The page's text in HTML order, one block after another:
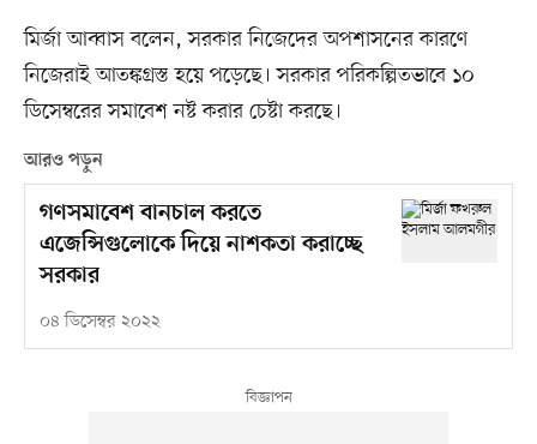
মির্জা আব্বাস বলেন, সরকার নিজেদের অপশাসনের কারণে
নিজেরাই আতঙ্কগ্রস্ত হয়ে পড়েছে। সরকার পরিকল্পিতভাবে ১০
ডিসেম্বরের সমাবেশ নষ্ট করার চেষ্টা করছে।
আরও পড়ুন
গণসমাবেশ বানচাল করতে
এজেন্সিগুলোকে দিয়ে নাশকতা করাচ্ছে
সরকার
০৪ ডিসেম্বর ২০২২